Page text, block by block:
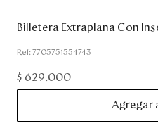
Unisex
Viaje
Colecciones
Billetera Extraplana Con
:7705751554743
$ 629.000
Agregar